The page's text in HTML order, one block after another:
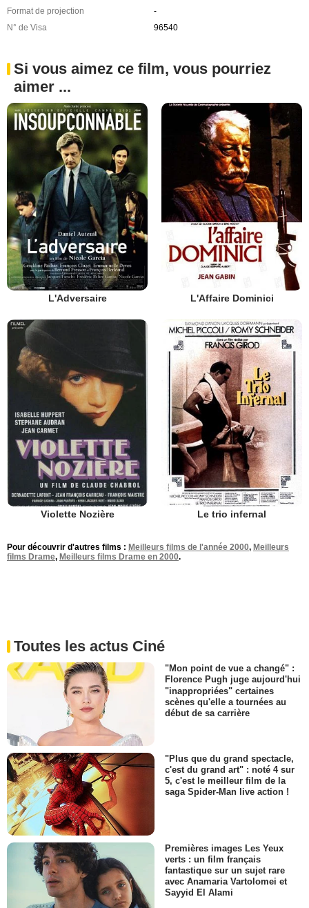
Format de projection
-
N° de Visa
96540
Si vous aimez ce film, vous pourriez
aimer ...
L'Adversaire L'Affaire Dominici
Violette Nozière Le trio infernal
Pour découvrir d'autres films : Meilleurs films de l'année 2000, Meilleurs
films Drame, Meilleurs films Drame en 2000.
Toutes les actus Ciné
"Mon point de vue a changé" :
Florence Pugh juge aujourd'hui
"inappropriées" certaines
scènes qu'elle a tournées au
début de sa carrière
"Plus que du grand spectacle,
c'est du grand art" : noté 4 sur
5, c'est le meilleur film de la
saga Spider-Man live action !
Premières images Les Yeux
verts : un film français
fantastique sur un sujet rare
avec Anamaria Vartolomei et
Sayyid El Alami